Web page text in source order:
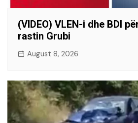
(VIDEO) VLEN-i dhe BDI
rastin Grubi
August 8, 2026